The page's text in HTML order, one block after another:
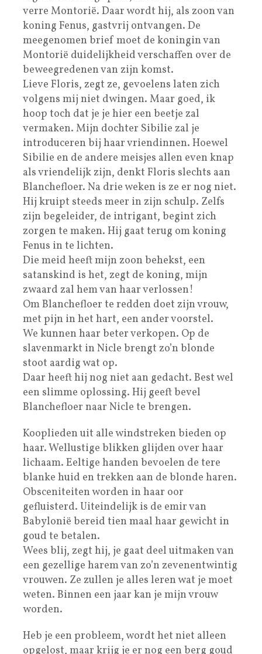
verre Montorië. Daar wordt hij, als zoon van
koning Fenus, gastvrij ontvangen. De
meegenomen brief moet de koningin van
Montorië duidelijkheid verschaffen over de
beweegredenen van zijn komst.
Lieve Floris, zegt ze, gevoelens laten zich
volgens mij niet dwingen. Maar goed, ik
hoop toch dat je je hier een beetje zal
vermaken. Mijn dochter Sibilie zal je
introduceren bij haar vriendinnen. Hoewel
Sibilie en de andere meisjes allen even knap
als vriendelijk zijn, denkt Floris slechts aan
Blanchefloer. Na drie weken is ze er nog niet.
Hij kruipt steeds meer in zijn schulp. Zelfs
zijn begeleider, de intrigant, begint zich
zorgen te maken. Hij gaat terug om koning
Fenus in te lichten.
Die meid heeft mijn zoon behekst, een
satanskind is het, zegt de koning, mijn
zwaard zal hem van haar verlossen!
Om Blanchefloer te redden doet zijn vrouw,
met pijn in het hart, een ander voorstel.
We kunnen haar beter verkopen. Op de
slavenmarkt in Nicle brengt zo’n blonde
stoot aardig wat op.
Daar heeft hij nog niet aan gedacht. Best wel
een slimme oplossing. Hij geeft bevel
Blanchefloer naar Nicle te brengen.
Kooplieden uit alle windstreken bieden op
haar. Wellustige blikken glijden over haar
lichaam. Eeltige handen bevoelen de tere
blanke huid en trekken aan de blonde haren.
Obsceniteiten worden in haar oor
gefluisterd. Uiteindelijk is de emir van
Babylonië bereid tien maal haar gewicht in
goud te betalen.
Wees blij, zegt hij, je gaat deel uitmaken van
een gezellige harem van zo’n zevenentwintig
vrouwen. Ze zullen je alles leren wat je moet
weten. Binnen een jaar kan je mijn vrouw
worden.
Heb je een probleem, wordt het niet alleen
opgelost, maar krijg je er nog een berg goud